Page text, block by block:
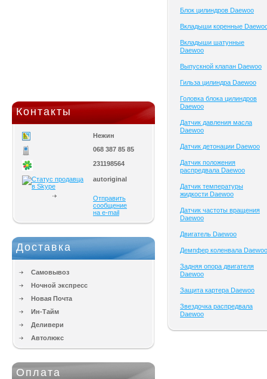
Контакты
Нежин
068 387 85 85
231198564
autoriginal
Отправить
сообщение
на e-mail
Доставка
Самовывоз
Ночной экспресс
Новая Почта
Ин-Тайм
Деливери
Автолюкс
Оплата
Блок цилиндров Daewoo
Вкладыши коренные
Вкладыши шатунные
Daewoo
Выпускной клапан Daewoo
Гильза цилиндра Daewoo
Головка блока цилиндров
Daewoo
Датчик давления масла
Daewoo
Датчик детонации Daewoo
Датчик положения
распредвала Daewoo
Датчик температуры
жидкости Daewoo
Датчик частоты вращения
Daewoo
Двигатель Daewoo
Демпфер коленвала Daewoo
Задняя опора двигателя
Daewoo
Защита картера Daewoo
Звездочка распредвала
Daewoo